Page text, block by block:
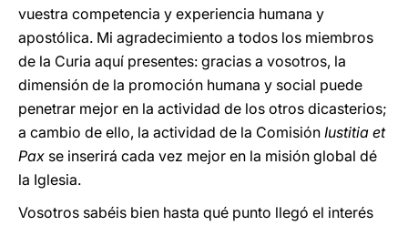
vuestra competencia y experiencia humana y
apostólica. Mi agradecimiento a todos los miembros
de la Curia aquí presentes: gracias a vosotros, la
dimensión de la promoción humana y social puede
penetrar mejor en la actividad de los otros dicasterios;
a cambio de ello, la actividad de la Comisión Iustitia et
Pax se inserirá cada vez mejor en la misión global dé
la Iglesia.
Vosotros sabéis bien hasta qué punto llegó el interés